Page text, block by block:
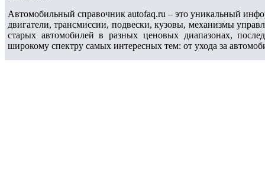
Автомобильный справочник autofaq.ru – это уникальный
двигатели, трансмиссии, подвески, кузовы, механизмы
старых автомобилей в разных ценовых диапазонах,
широкому спектру самых интересных тем: от ухода за